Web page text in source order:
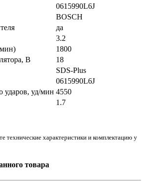
0615990L6J
BOSCH
да
3.2
1800
В
18
SDS-Plus
0615990L6J
ударов, уд/мин 4550
1.7
технические характеристики и комплектацию у
товара